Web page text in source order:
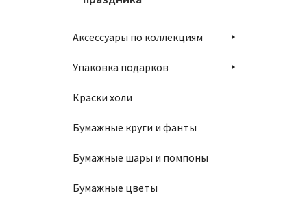
Аксессуары по коллекциям
Упаковка подарков
Краски холи
Бумажные круги и фанты
Бумажные шары и помпоны
Бумажные цветы